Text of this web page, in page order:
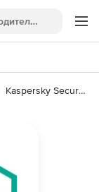
Kaspersky Security для виртуальных и облачных сред